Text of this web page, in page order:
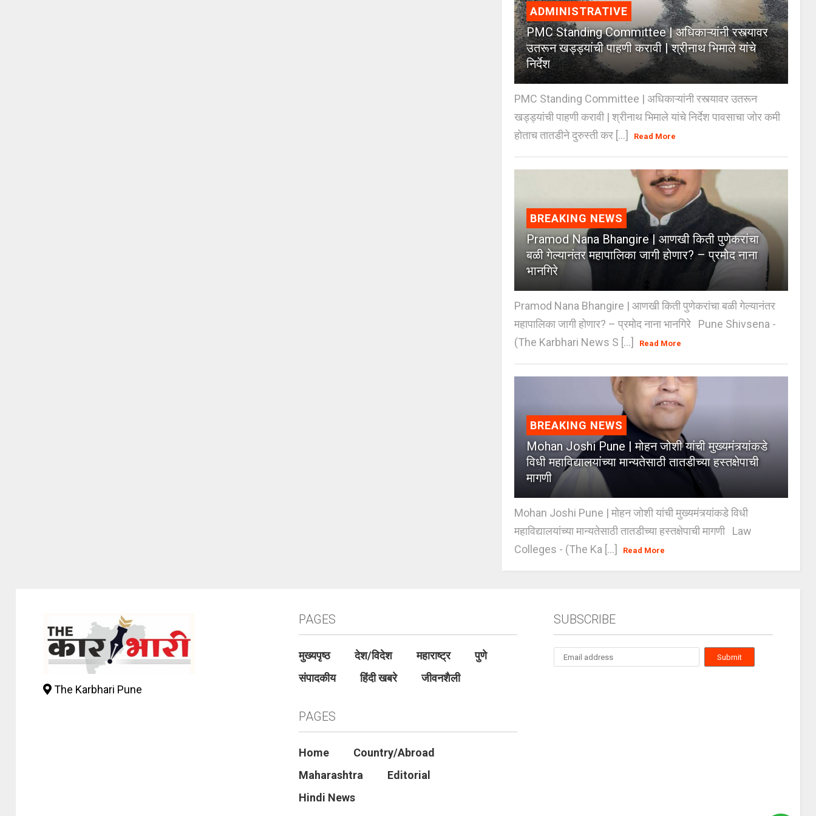
ADMINISTRATIVE
PMC Standing Committee | अधिकाऱ्यांनी रस्त्यावर
उतरून खड्ड्यांची पाहणी करावी | श्रीनाथ भिमाले यांचे
निर्देश
PMC Standing Committee | अधिकाऱ्यांनी रस्त्यावर उतरून
खड्ड्यांची पाहणी करावी | श्रीनाथ भिमाले यांचे निर्देश पावसाचा जोर कमी
होताच तातडीने दुरुस्ती कर [...]
Read More
BREAKING NEWS
Pramod Nana Bhangire | आणखी किती पुणेकरांचा
बळी गेल्यानंतर महापालिका जागी होणार? – प्रमोद नाना
भानगिरे
Pramod Nana Bhangire | आणखी किती पुणेकरांचा बळी गेल्यानंतर
महापालिका जागी होणार? – प्रमोद नाना भानगिरे Pune Shivsena -
(The Karbhari News S [...]
Read More
BREAKING NEWS
Mohan Joshi Pune | मोहन जोशी यांची मुख्यमंत्र्यांकडे
विधी महाविद्यालयांच्या मान्यतेसाठी तातडीच्या हस्तक्षेपाची
मागणी
Mohan Joshi Pune | मोहन जोशी यांची मुख्यमंत्र्यांकडे विधी
महाविद्यालयांच्या मान्यतेसाठी तातडीच्या हस्तक्षेपाची मागणी Law
Colleges - (The Ka [...]
Read More
The Karbhari Pune
PAGES
मुख्यपृष्ठ देश/विदेश महाराष्ट्र
पुणे
संपादकीय
हिंदी खबरे जीवनशैली
PAGES
Home
Country/Abroad
Maharashtra
Editorial
Hindi News
SUBSCRIBE